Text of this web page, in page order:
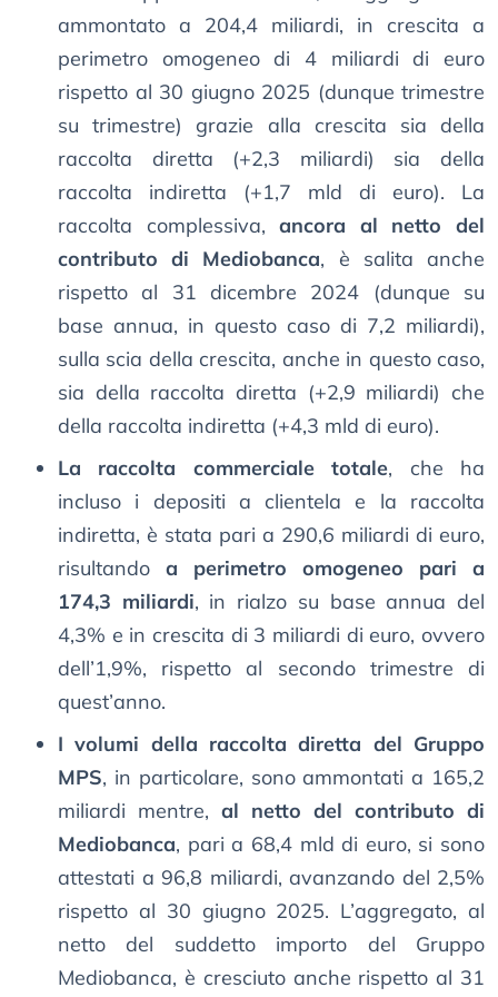
ammontato a 204,4 miliardi, in crescita a
perimetro omogeneo di 4 miliardi di euro
rispetto al 30 giugno 2025 (dunque trimestre
su trimestre) grazie alla crescita sia della
raccolta diretta (+2,3 miliardi) sia della
raccolta indiretta (+1,7 mld di euro). La
raccolta complessiva,ancora al netto del
contributo di Mediobanca, è salita anche
rispetto al 31 dicembre 2024 (dunque su
base annua, in questo caso di 7,2 miliardi),
sulla scia della crescita, anche in questo caso,
sia della raccolta diretta (+2,9 miliardi) che
della raccolta indiretta (+4,3 mld di euro).
La raccolta commerciale totale, che ha
incluso i depositi a clientela e la raccolta
indiretta, è stata pari a 290,6 miliardi di euro,
risultando a perimetro omogeneo pari a
174,3 miliardi, in rialzo su base annua del
4,3% e in crescita di 3 miliardi di euro, ovvero
dell’1,9%, rispetto al secondo trimestre di
quest’anno.
I volumi della raccolta diretta del Gruppo
MPS, in particolare, sono ammontati a 165,2
miliardi mentre, al netto del contributo di
Mediobanca, pari a 68,4 mld di euro, si sono
attestati a 96,8 miliardi, avanzando del 2,5%
rispetto al 30 giugno 2025. L’aggregato, al
netto del suddetto importo del Gruppo
Mediobanca, è cresciuto anche rispetto al 31